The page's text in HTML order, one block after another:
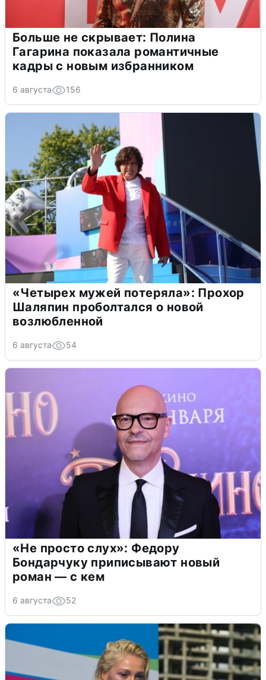
Больше не скрывает: Полина
Гагарина показала романтичные
кадры с новым избранником
6 августа 156
«Четырех мужей потеряла»: Прохор
Шаляпин проболтался о новой
возлюбленной
6 августа 54
«Не просто слух»: Федору
Бондарчуку приписывают новый
роман — с кем
6 августа 52